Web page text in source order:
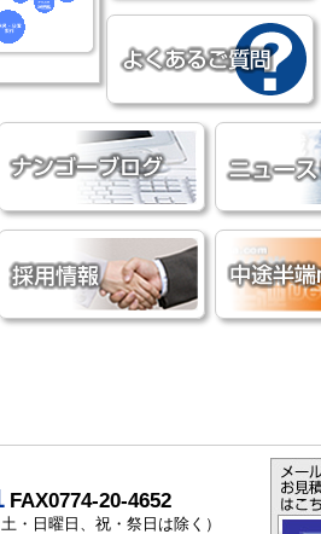
FAX0774-20-4652
・日曜日、祝・祭日は除く）